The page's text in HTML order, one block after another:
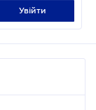
увійти